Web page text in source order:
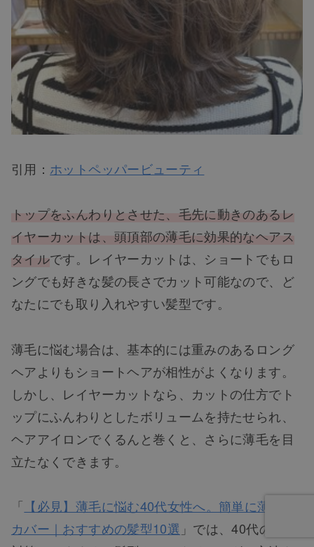
引用： ホットペッパービューティ
トップをふんわりとさせた、毛先に動きのあるレ
イヤーカットは、頭頂部の薄毛に効果的なヘアス
タイルです。レイヤーカットは、ショートでもロ
ングでも好きな髪の長さでカット可能なので、ど
なたにでも取り入れやすい髪型です。
薄毛に悩む場合は、基本的には重みのあるロング
ヘアよりもショートヘアが相性がよくなります。
しかし、レイヤーカットなら、カットの仕方でト
ップにふんわりとしたボリュームを持たせられ、
ヘアアイロンでくるんと巻くと、さらに薄毛を目
立たなくできます。
「 【必見】薄毛に悩む40代女性へ。簡単に薄毛を
カバー｜おすすめの髪型10選 」では、40代の薄毛